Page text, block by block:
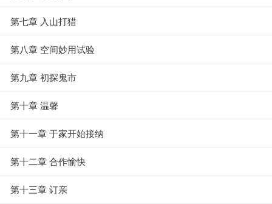
第七章 入山打猎
第八章 空间妙用试验
第九章 初探鬼市
第十章 温馨
第十一章 于家开始接纳
第十二章 合作愉快
第十三章 订亲